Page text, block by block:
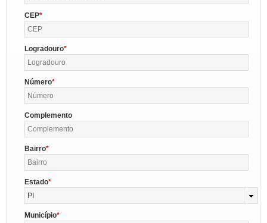
CEP
Logradouro
Número
Complemento
Bairro
Estado
PI
Município